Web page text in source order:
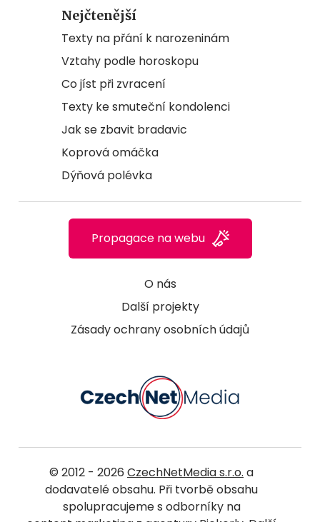
Nejčtenější
Texty na přání k narozeninám
Vztahy podle horoskopu
Co jíst při zvracení
Texty ke smuteční kondolenci
Jak se zbavit bradavic
Koprová omáčka
Dýňová polévka
O nás
Další projekty
Zásady ochrany osobních údajů
Propagace na webu
© 2012 - 2026 CzechNetMedia s.r.o. a
dodavatelé obsahu. Při tvorbě obsahu
spolupracujeme s odborníky na